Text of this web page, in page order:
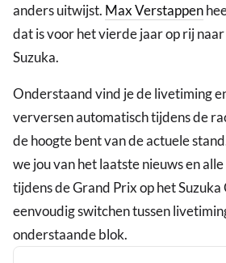
anders uitwijst. Max Verstappen
dat is voor het vierde jaar op rij
Suzuka.
Onderstaand vind je de livetiming
verversen automatisch tijdens de
de hoogte bent van de actuele
we jou van het laatste nieuws en
tijdens de Grand Prix op het
eenvoudig switchen tussen
onderstaande blok.